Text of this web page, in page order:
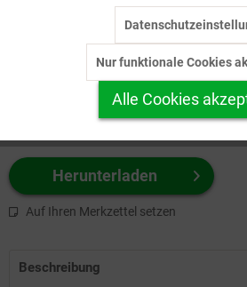
zuerst Ihr
z.B. Farbe-Grafik, Schwarz-Weiß-
Herunterladen
Auf Ihren Merkzettel setzen
Beschreibung
Personalisierung
Service
Nur funktionale Cookies
Alle Cookies